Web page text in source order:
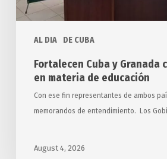
AL DIA DE CUBA
educación
Fortalecen Cuba y Granada
en materia de educación
Con ese fin representantes de ambos
memorandos de entendimiento. Los
August 4, 2026